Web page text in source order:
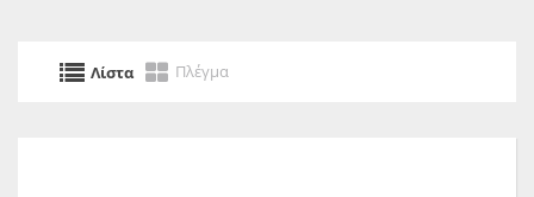
Λίστα Πλέγμα